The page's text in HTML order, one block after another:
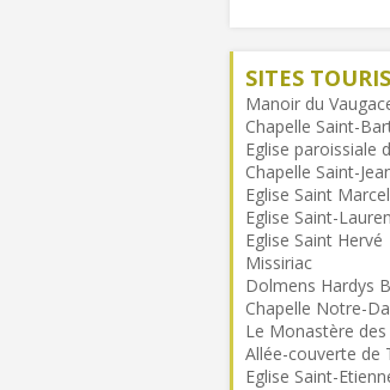
SITES
Manoir du
Chapelle Saint-
Eglise paroissiale
Chapelle Saint-
Eglise Saint Marcel
Eglise Saint-
Eglise Saint Hervé
Missiriac
Dolmens Hardys
Chapelle Notre-
Le Monastère
Allée-couverte de
Eglise Saint-